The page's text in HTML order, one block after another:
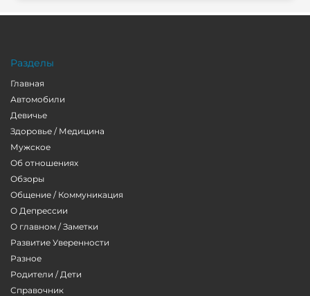
Разделы
Главная
Автомобили
Девичье
Здоровье / Медицина
Мужское
Об отношениях
Обзоры
Общение / Коммуникация
О Депрессии
О главном / Заметки
Развитие Уверенности
Разное
Родители / Дети
Справочник